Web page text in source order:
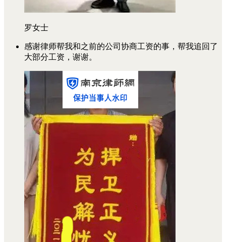
罗女士
感谢律师帮我和之前的公司协商工资的事，帮我追回了
大部分工资，谢谢。